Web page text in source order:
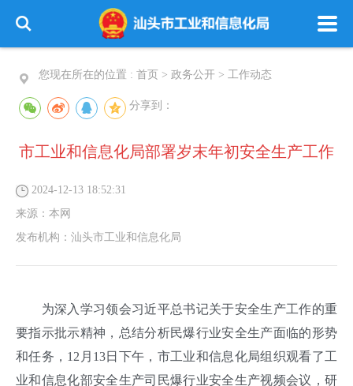
您现在所在的位置 : 首页 > 政务公开 > 工作动态
分享到：
市工业和信息化局部署岁末年初安全生产工作
2024-12-13 18:52:31
来源： 本网
发布机构： 汕头市工业和信息化局
为深入学习领会习近平总书记关于安全生产工作的重
要指示批示精神，总结分析民爆行业安全生产面临的形势
和任务，12月13日下午，市工业和信息化局组织观看了工
业和信息化部安全生产司民爆行业安全生产视频会议，研